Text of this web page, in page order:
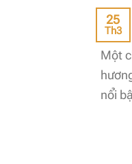
25
Th3
Một
nổi